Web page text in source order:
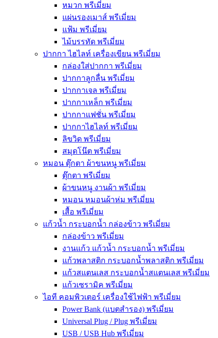
หมวก พรีเมี่ยม
แผ่นรองเมาส์ พรีเมี่ยม
แฟ้ม พรีเมี่ยม
ไม้บรรทัด พรีเมี่ยม
ปากกา ไฮไลท์ เครื่องเขียน พรีเมี่ยม
กล่องใส่ปากกา พรีเมี่ยม
ปากกาลูกลื่น พรีเมี่ยม
ปากกาเจล พรีเมี่ยม
ปากกาเหล็ก พรีเมี่ยม
ปากกาแฟชั่น พรีเมี่ยม
ปากกาไฮไลท์ พรีเมี่ยม
ลิขวิด พรีเมี่ยม
สมุดโน๊ต พรีเมี่ยม
หมอน ตุ๊กตา ผ้าขนหนู พรีเมี่ยม
ตุ๊กตา พรีเมี่ยม
ผ้าขนหนู งานผ้า พรีเมี่ยม
หมอน หมอนผ้าห่ม พรีเมี่ยม
เสื้อ พรีเมี่ยม
แก้วน้ำ กระบอกน้ำ กล่องข้าว พรีเมี่ยม
กล่องข้าว พรีเมี่ยม
งานแก้ว แก้วน้ำ กระบอกน้ำ พรีเมี่ยม
แก้วพลาสติก กระบอกน้ำพลาสติก พรีเมี่ยม
แก้วสแตนเลส กระบอกน้ำสแตนเลส พรีเมี่ยม
แก้วเซรามิค พรีเมี่ยม
ไอที คอมพิวเตอร์ เครื่องใช้ไฟฟ้า พรีเมี่ยม
Power Bank (แบตสำรอง) พรีเมี่ยม
Universal Plug / Plug พรีเมี่ยม
USB / USB Hub พรีเมี่ยม